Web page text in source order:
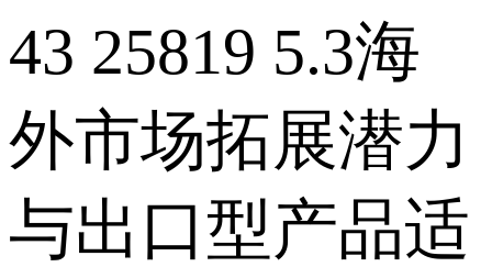
43 25819 5.3海
外市场拓展潜力
与出口型产品适